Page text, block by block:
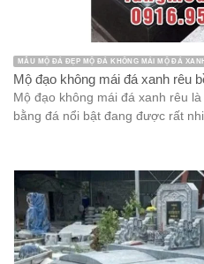
KIẾN TRÚC ĐÁ LAN CAN ĐÁ
Mẫu lan can đá xanh tinh tế,
2026